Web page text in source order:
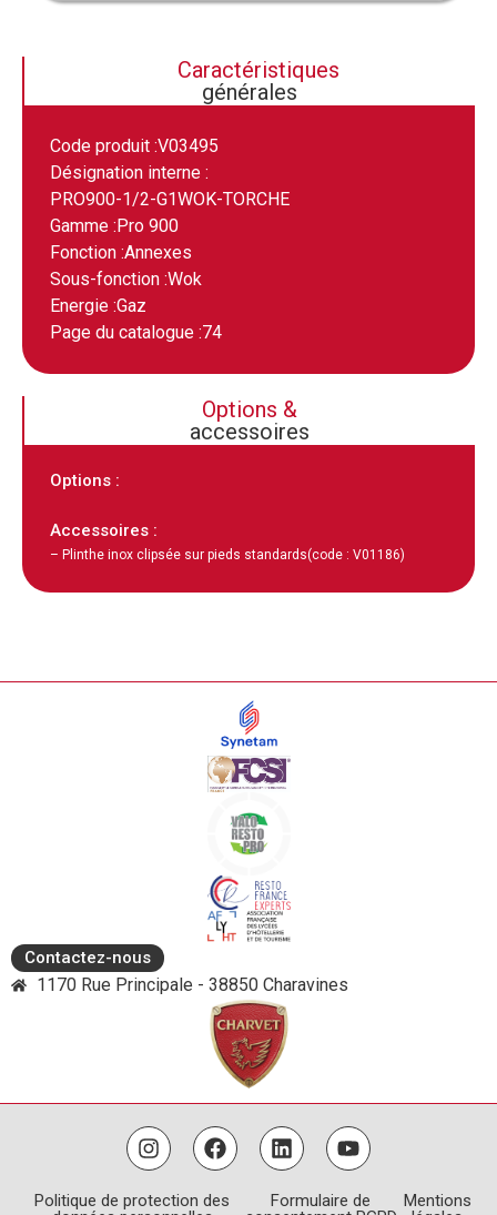
Caractéristiques
générales
Code produit :V03495
Désignation interne :
PRO900-1/2-G1WOK-TORCHE
Gamme : Pro 900
Fonction :Annexes
Sous-fonction :Wok
Energie :Gaz
Page du catalogue :74
Options &
accessoires
Options :
Accessoires :
– Plinthe inox clipsée sur pieds standards(code : V01186)
Contactez-nous
1170 Rue Principale - 38850 Charavines
Politique de protection des
Formulaire de
Mentions